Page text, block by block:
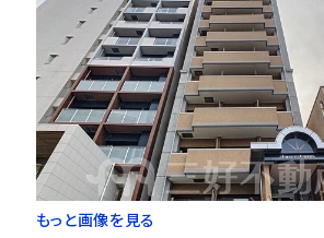
もっと画像を見る